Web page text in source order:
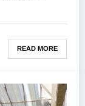
READ MORE